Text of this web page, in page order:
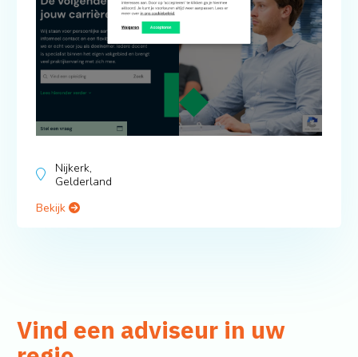
Nijkerk,
Gelderland
Bekijk
Vind een adviseur in uw